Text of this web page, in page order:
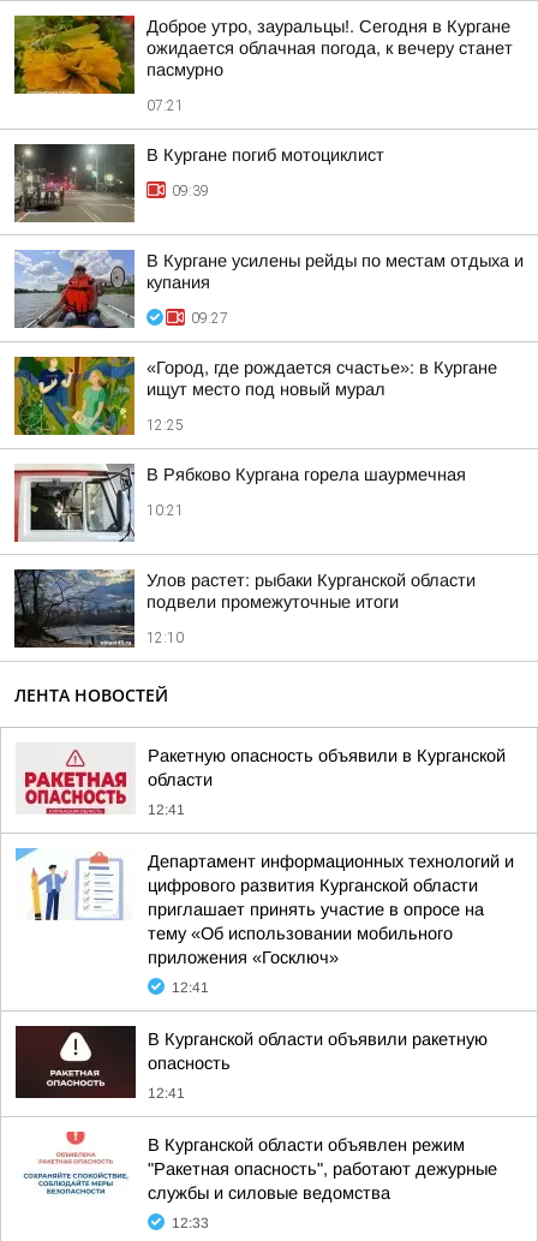
Доброе утро, зауральцы!. Сегодня в Кургане
ожидается облачная погода, к вечеру станет
пасмурно
07:21
В Кургане погиб мотоциклист
09:39
В Кургане усилены рейды по местам отдыха и
купания
09:27
«Город, где рождается счастье»: в Кургане
ищут место под новый мурал
12:25
В Рябково Кургана горела шаурмечная
10:21
Улов растет: рыбаки Курганской области
подвели промежуточные итоги
12:10
ЛЕНТА НОВОСТЕЙ
Ракетную опасность объявили в Курганской
области
12:41
Департамент информационных технологий и
цифрового развития Курганской области
приглашает принять участие в опросе на
тему «Об использовании мобильного
приложения «Госключ»
12:41
В Курганской области объявили ракетную
опасность
12:41
В Курганской области объявлен режим
"Ракетная опасность", работают дежурные
службы и силовые ведомства
12:33